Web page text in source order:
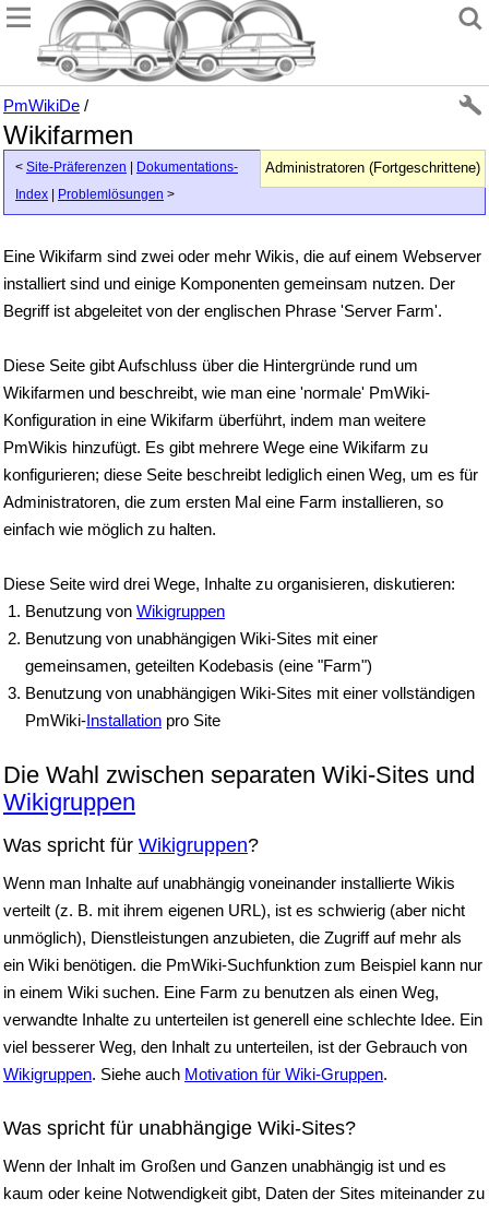
PmWikiDe /
Wikifarmen
Administratoren (Fortgeschrittene)
< Site-Präferenzen
Dokumentations-
Index
Problemlösungen >
Eine Wikifarm sind zwei oder mehr Wikis, die auf einem Webserver
installiert sind und einige Komponenten gemeinsam nutzen. Der
Begriff ist abgeleitet von der englischen Phrase 'Server Farm'.
Diese Seite gibt Aufschluss über die Hintergründe rund um
Wikifarmen und beschreibt, wie man eine 'normale' PmWiki-
Konfiguration in eine Wikifarm überführt, indem man weitere
PmWikis hinzufügt. Es gibt mehrere Wege eine Wikifarm zu
konfigurieren; diese Seite beschreibt lediglich einen Weg, um es für
Administratoren, die zum ersten Mal eine Farm installieren, so
einfach wie möglich zu halten.
Diese Seite wird drei Wege, Inhalte zu organisieren, diskutieren:
Benutzung von Wikigruppen
Benutzung von unabhängigen Wiki-Sites mit einer
gemeinsamen, geteilten Kodebasis (eine "Farm")
Benutzung von unabhängigen Wiki-Sites mit einer vollständigen
PmWiki-Installation pro Site
Die Wahl zwischen separaten Wiki-Sites und
Wikigruppen
Was spricht für Wikigruppen?
Wenn man Inhalte auf unabhängig voneinander installierte Wikis
verteilt (z. B. mit ihrem eigenen URL), ist es schwierig (aber nicht
unmöglich), Dienstleistungen anzubieten, die Zugriff auf mehr als
ein Wiki benötigen. die PmWiki-Suchfunktion zum Beispiel kann nur
in einem Wiki suchen. Eine Farm zu benutzen als einen Weg,
verwandte Inhalte zu unterteilen ist generell eine schlechte Idee. Ein
viel besserer Weg, den Inhalt zu unterteilen, ist der Gebrauch von
Wikigruppen. Siehe auch Motivation für Wiki-Gruppen.
Was spricht für unabhängige Wiki-Sites?
Wenn der Inhalt im Großen und Ganzen unabhängig ist und es
kaum oder keine Notwendigkeit gibt, Daten der Sites miteinander zu